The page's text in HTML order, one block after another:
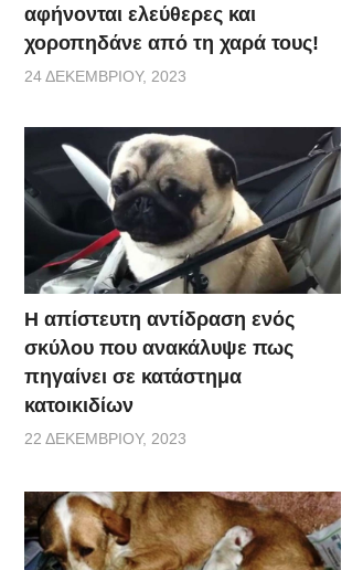
αφήνονται ελεύθερες και
χοροπηδάνε από τη χαρά τους!
24 ΔΕΚΕΜΒΡΊΟΥ, 2023
Η απίστευτη αντίδραση ενός
σκύλου που ανακάλυψε πως
πηγαίνει σε κατάστημα
κατοικιδίων
22 ΔΕΚΕΜΒΡΊΟΥ, 2023